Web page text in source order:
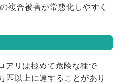
複合被害が常態化しやすく
アリは極めて危険な種で
匹以上に達することがあり